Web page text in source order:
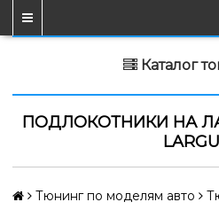
Каталог
ПОДЛОКОТНИКИ НА
Тюнинг по моделям авто